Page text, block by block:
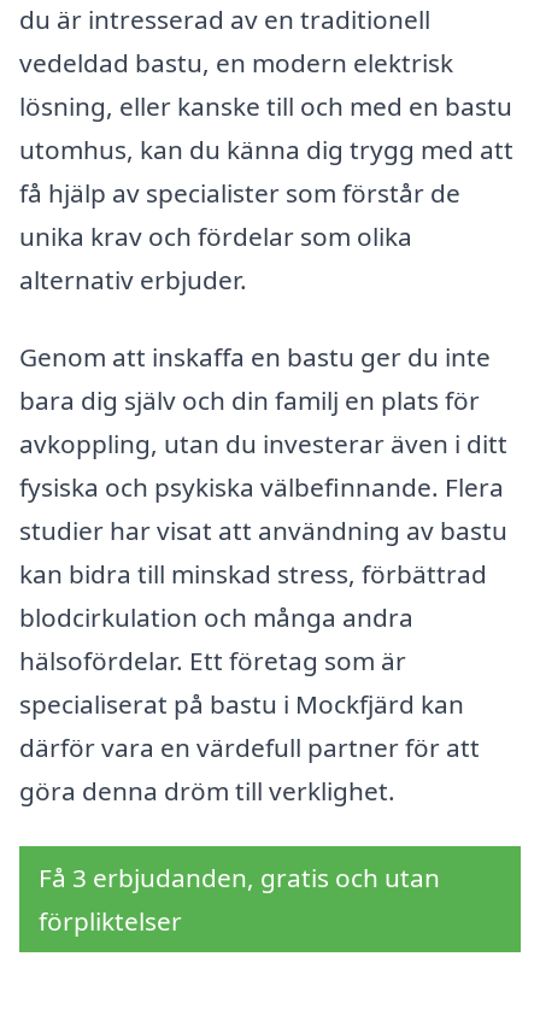
du är intresserad av en traditionell
vedeldad bastu, en modern elektrisk
lösning, eller kanske till och med en bastu
utomhus, kan du känna dig trygg med att
få hjälp av specialister som förstår de
unika krav och fördelar som olika
alternativ erbjuder.
Genom att inskaffa en bastu ger du inte
bara dig själv och din familj en plats för
avkoppling, utan du investerar även i ditt
fysiska och psykiska välbefinnande. Flera
studier har visat att användning av bastu
kan bidra till minskad stress, förbättrad
blodcirkulation och många andra
hälsofördelar. Ett företag som är
specialiserat på bastu i Mockfjärd kan
därför vara en värdefull partner för att
göra denna dröm till verklighet.
Få 3 erbjudanden, gratis och utan
förpliktelser